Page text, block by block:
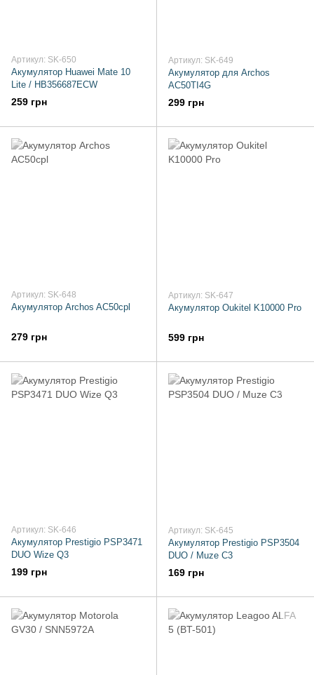
Артикул: SK-650
Акумулятор Huawei Mate 10
Lite / HB356687ECW
259 грн
Артикул: SK-649
Акумулятор для Archos
AC50TI4G
299 грн
Артикул: SK-648
Акумулятор Archos AC50cpl
279 грн
Артикул: SK-647
Акумулятор Oukitel K10000 Pro
599 грн
Артикул: SK-646
Акумулятор Prestigio PSP3471
DUO Wize Q3
199 грн
Артикул: SK-645
Акумулятор Prestigio PSP3504
DUO / Muze C3
169 грн